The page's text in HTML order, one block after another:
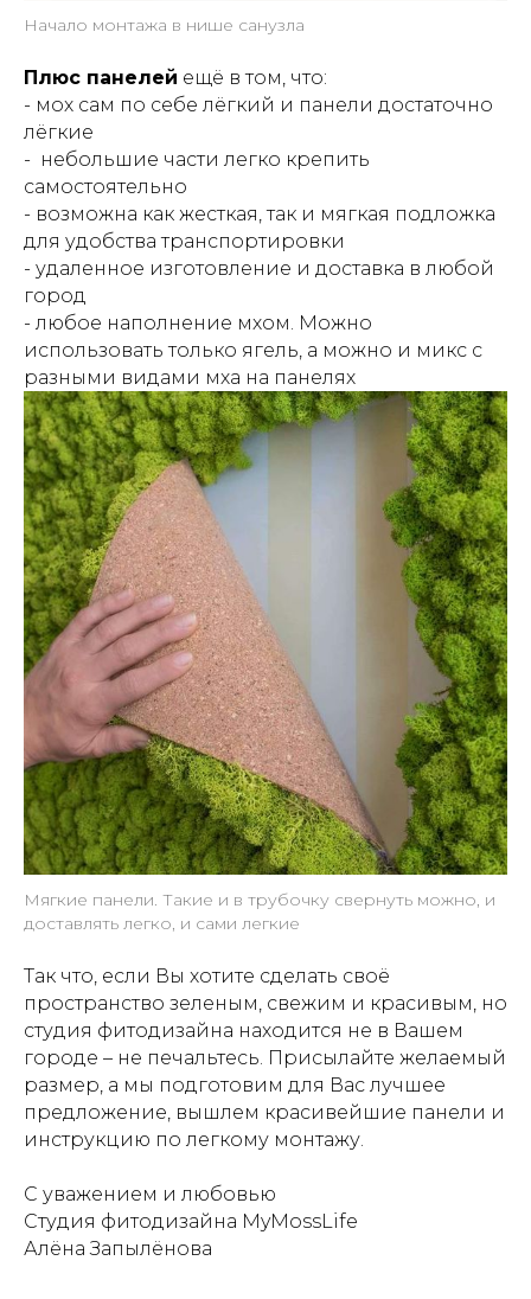
Начало монтажа в нише санузла
Плюс панелей ещё в том, что:
- мох сам по себе лёгкий и панели достаточно
лёгкие
- небольшие части легко крепить
самостоятельно
- возможна как жесткая, так и мягкая подложка
для удобства транспортировки
- удаленное изготовление и доставка в любой
город
- любое наполнение мхом. Можно
использовать только ягель, а можно и микс с
разными видами мха на панелях
Мягкие панели. Такие и в трубочку свернуть можно, и
доставлять легко, и сами легкие
Так что, если Вы хотите сделать своё
пространство зеленым, свежим и красивым, но
студия фитодизайна находится не в Вашем
городе – не печальтесь. Присылайте желаемый
размер, а мы подготовим для Вас лучшее
предложение, вышлем красивейшие панели и
инструкцию по легкому монтажу.
С уважением и любовью
Студия фитодизайна MyMossLife
Алёна Запылёнова